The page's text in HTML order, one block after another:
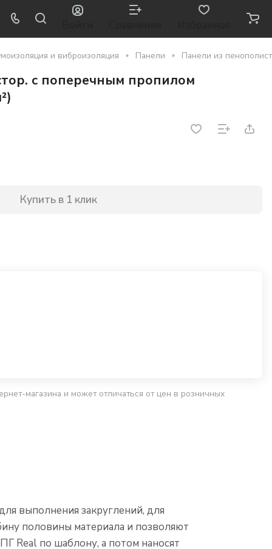
и виброизоляция Панели Панели из
с поперечным пропилом
Купить в 1 клик
магазина и может отличаться от цен в розничных
выполнения закруглений, для
половины материала и позволяют
Real по шаблону, а потом наносят